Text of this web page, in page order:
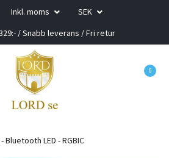
Inkl. moms
SEK
/ Snabb leverans / Fri retur
0
LED - RGBIC